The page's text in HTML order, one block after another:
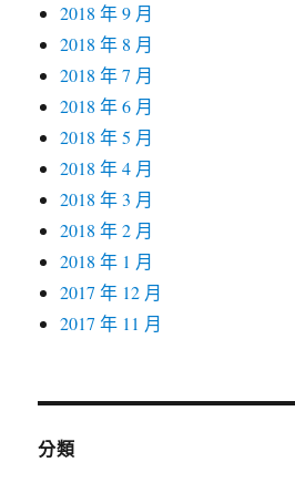
2018 年 9 月
2018 年 8 月
2018 年 7 月
2018 年 6 月
2018 年 5 月
2018 年 4 月
2018 年 3 月
2018 年 2 月
2018 年 1 月
2017 年 12 月
2017 年 11 月
分類